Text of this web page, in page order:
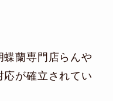
蘭専門店らんや
応が確立されてい